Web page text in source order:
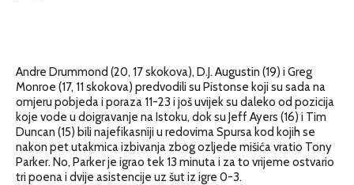
Andre Drummond (20, 17 skokova), D.J. Augustin (19) i Greg
Monroe (17, 11 skokova) predvodili su Pistonse koji su sada na
omjeru pobjeda i poraza 11-23 i još uvijek su daleko od pozicija
koje vode u doigravanje na Istoku, dok su Jeff Ayers (16) i Tim
Duncan (15) bili najefikasniji u redovima Spursa kod kojih se
nakon pet utakmica izbivanja zbog ozljede mišića vratio Tony
Parker. No, Parker je igrao tek 13 minuta i za to vrijeme ostvario
tri poena i dvije asistencije uz šut iz igre 0-3.